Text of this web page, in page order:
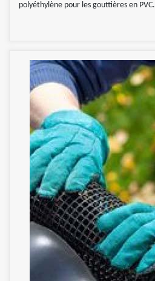
polyéthylène pour les gouttières en PVC.